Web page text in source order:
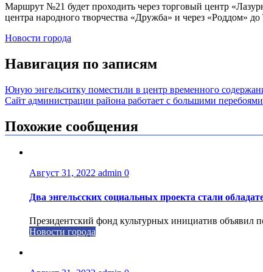
Маршрут №21 будет проходить через торговый центр
центра народного творчества «Дружба» и через «Роддом»
Новости города
Навигация по записям
Юную энгельситку поместили в центр временного
Сайт администрации района работает с большими перебоями
Похожие сообщения
Август 31, 2022 admin 0
Два энгельсских социальных проекта стали
Президентский фонд культурных инициатив объявил
Новости города